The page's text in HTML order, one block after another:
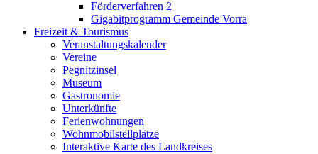
Förderverfahren 2
Gigabitprogramm Gemeinde Vorra
Freizeit & Tourismus
Veranstaltungskalender
Vereine
Pegnitzinsel
Museum
Gastronomie
Unterkünfte
Ferienwohnungen
Wohnmobilstellplätze
Interaktive Karte des Landkreises